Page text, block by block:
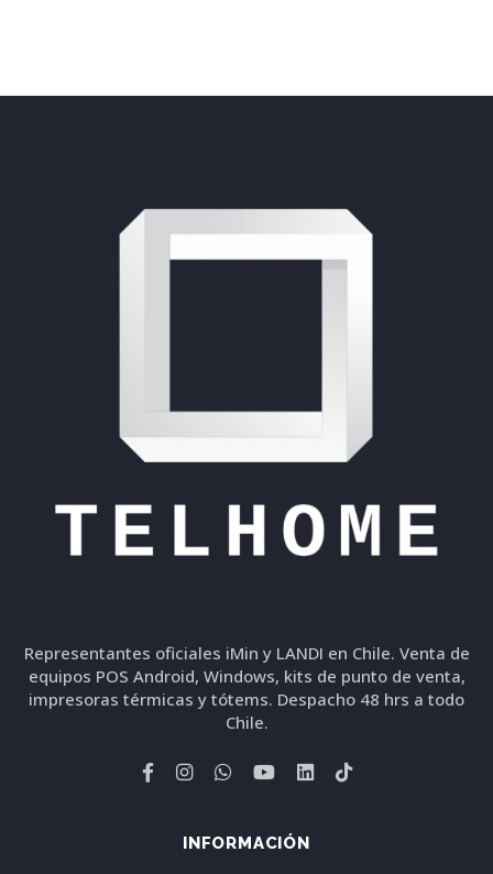
Representantes oficiales iMin y LANDI en Chile. Venta de
equipos POS Android, Windows, kits de punto de venta,
impresoras térmicas y tótems. Despacho 48 hrs a todo
Chile.
INFORMACIÓN